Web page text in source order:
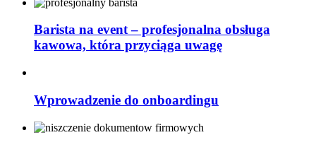
Barista na event – profesjonalna obsługa
kawowa, która przyciąga uwagę
Wprowadzenie do onboardingu